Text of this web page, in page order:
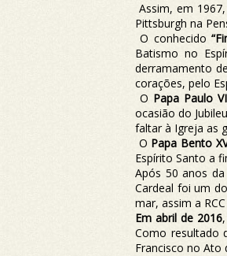
Assim, em
Pittsburgh na
O conhecido
Batismo no
derramamento
corações, pelo
O Papa Paulo VI
ocasião do
faltar à Igreja as
O Papa Bento
Espírito Santo a
Após 50 anos
Cardeal foi um
mar, assim a
Em abril de 2016
Como resultado
Francisco no Ato